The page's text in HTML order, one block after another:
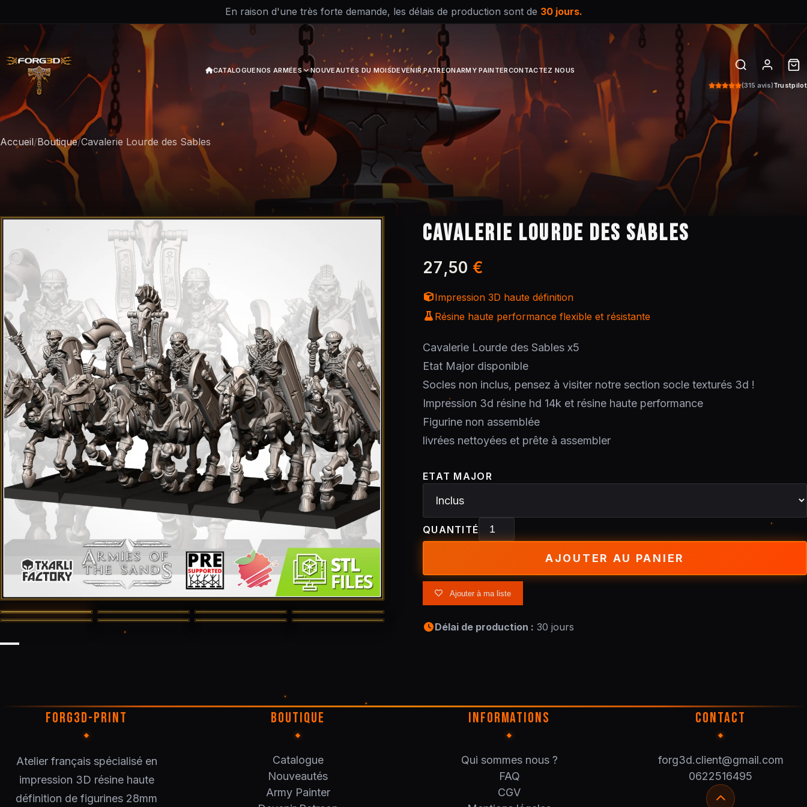
En raison d'une très forte demande, les délais de production sont de 30 jours.
CATALOGUENOS ARMÉES NOUVEAUTÉS DU MOISDEVENIR PATREONARMY PAINTERCONTACTEZ NOUS
(315 avis)Trustpilot
Accueil/Boutique/Cavalerie Lourde des Sables
CAVALERIE LOURDE DES SABLES
27,50 €
Impression 3D haute définition
Résine haute performance flexible et résistante
Cavalerie Lourde des Sables x5
Etat Major disponible
Socles non inclus, pensez à visiter notre section socle texturés 3d !
Impression 3d résine hd 14k et résine haute performance
Figurine non assemblée
livrées nettoyées et prête à assembler
ETAT MAJOR
QUANTITÉ
AJOUTER AU PANIER
Ajouter à ma liste
Délai de production : 30 jours
FORG3D-PRINT
Atelier français spécialisé en
impression 3D résine haute
définition de figurines 28mm
BOUTIQUE
Catalogue
Nouveautés
Army Painter
INFORMATIONS
Qui sommes nous ?
FAQ
CGV
CONTACT
forg3d.client@gmail.com
0622516495